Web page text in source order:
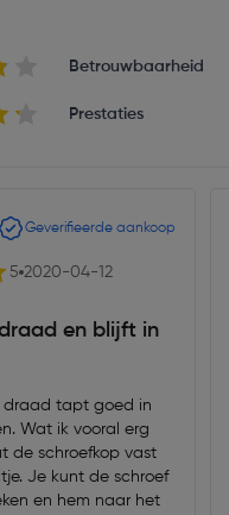
Betrouwbaarheid
Prestaties
Geverifieerde aankoop
5 2020-04-12
en blijft in
draad tapt goed in
Wat ik vooral erg
de schroefkop vast
Je kunt de schroef
en hem naar het